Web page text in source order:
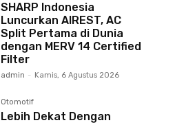
SHARP Indonesia
Luncurkan AIREST, AC
Split Pertama di Dunia
dengan MERV 14 Certified
Filter
admin - Kamis, 6 Agustus 2026
Otomotif
Lebih Dekat Dengan